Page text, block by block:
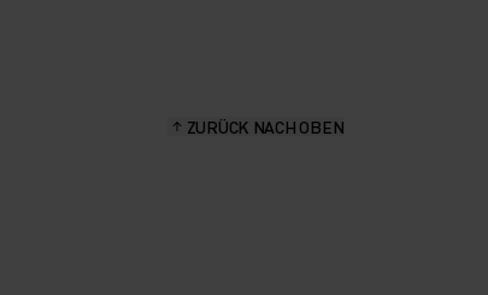
ZURÜCK NACH OBEN